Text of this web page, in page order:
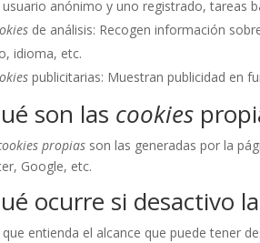
usuario anónimo y uno registrado, tareas
de análisis: Recogen información
idioma, etc.
publicitarias: Muestran publicidad en
son las cookies
propias son las generadas por la
Google, etc.
ocurre si desactivo
que entienda el alcance que puede tener